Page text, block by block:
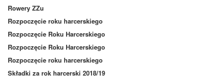
Rowery ZZu
Rozpoczęcie roku harcerskiego
Rozpoczęcie Roku Harcerskiego
Rozpoczęcie Roku Harcerskiego
Rozpoczęcie roku harcerskiego
Składki za rok harcerski 2018/19